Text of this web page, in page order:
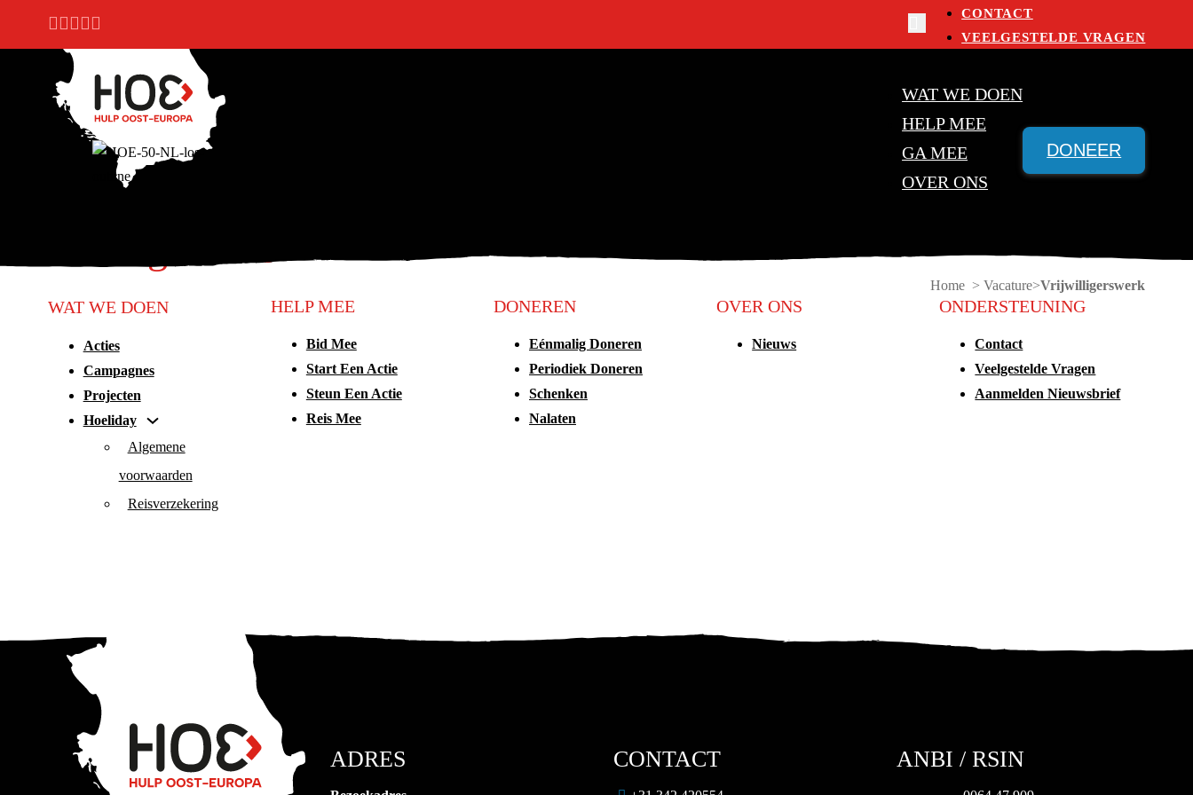
Ga naar hoofdinhoud
Ga naar voettekst
CONTACT
VEELGESTELDE VRAGEN
WAT WE DOEN
HELP MEE
GA MEE
OVER ONS
DONEER
Home > Vacature Vrijwilligerswerk
Handige links
WAT WE DOEN
Acties
Campagnes
Projecten
Hoeliday
Algemene
voorwaarden
Reisverzekering
HELP MEE
Bid Mee
Start Een Actie
Steun Een Actie
Reis Mee
DONEREN
Eénmalig Doneren
Periodiek Doneren
Schenken
Nalaten
OVER ONS
Nieuws
ONDERSTEUNING
Contact
Veelgestelde Vragen
Aanmelden Nieuwsbrief
ADRES CONTACT ANBI / RSIN